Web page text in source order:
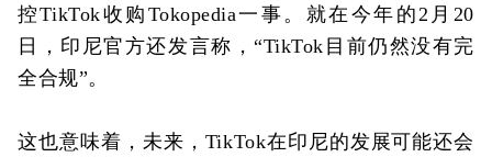
控TikTok收购 Tokopedia一事。就在今年的2月20
日，印尼官方还发言称，“TikTok目前仍然没有完
全合规”。
这也意味着，未来，TikTok在印尼的发展可能还会